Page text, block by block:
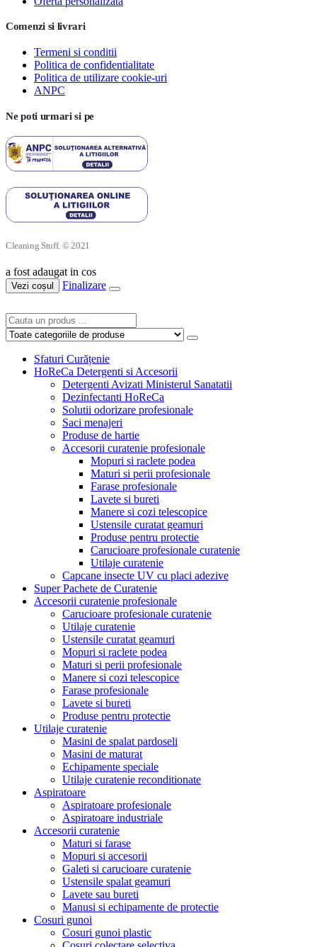
Comenzi si livrari
Termeni si conditii
Politica de confidentialitate
Politica de utilizare cookie-uri
ANPC
Ne poti urmari si pe
Cleaning Stuff. © 2021
a fost adaugat in cos
Vezi coșul Finalizare
Sfaturi Curățenie
HoReCa Detergenti si Accesorii
Detergenti Avizati Ministerul Sanatatii
Dezinfectanti HoReCa
Solutii odorizare profesionale
Saci menajeri
Produse de hartie
Accesorii curatenie profesionale
Mopuri si raclete podea
Maturi si perii profesionale
Farase profesionale
Lavete si bureti
Manere si cozi telescopice
Ustensile curatat geamuri
Produse pentru protectie
Carucioare profesionale curatenie
Utilaje curatenie
Capcane insecte UV cu placi adezive
Super Pachete de Curatenie
Accesorii curatenie profesionale
Carucioare profesionale curatenie
Utilaje curatenie
Ustensile curatat geamuri
Mopuri si raclete podea
Maturi si perii profesionale
Manere si cozi telescopice
Farase profesionale
Lavete si bureti
Produse pentru protectie
Utilaje curatenie
Masini de spalat pardoseli
Masini de maturat
Echipamente speciale
Utilaje curatenie reconditionate
Aspiratoare
Aspiratoare profesionale
Aspiratoare industriale
Accesorii curatenie
Maturi si farase
Mopuri si accesorii
Galeti si carucioare curatenie
Ustensile spalat geamuri
Lavete sau bureti
Manusi si echipamente de protectie
Cosuri gunoi
Cosuri gunoi plastic